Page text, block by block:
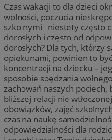
Czas wakacji to dla dzieci
wolności, poczucia
szkolnymi i niestety często
dorosłych i często od
dorosłych? Dla tych, którzy
opiekunami, powinien to
koncentracji na dziecku –
sposobie spędzania
zachowań naszych pociech,
bliższej relacji nie
obowiązków, zajęć
czas na naukę
odpowiedzialności dla